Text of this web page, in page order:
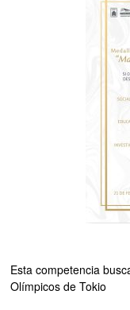
Esta competencia
Olímpicos de Tokio